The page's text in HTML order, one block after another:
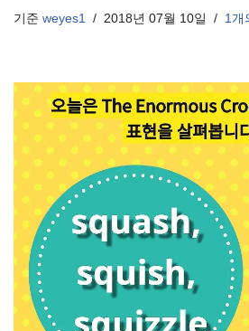
기준 weyes1 2018년 07월 10일 1개